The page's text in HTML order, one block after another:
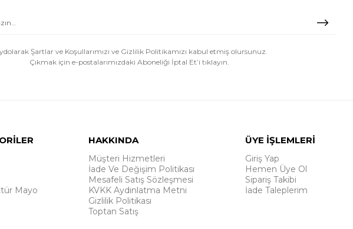
Şartlar ve Koşullarımızı ve Gizlilik Politikamızı kabul etmiş olursunuz.
Çıkmak için e-postalarımızdaki Aboneliği İptal Et’i tıklayın.
Mayo
HAKKINDA
Müşteri Hizmetleri
İade Ve Değişim Politikası
Mesafeli Satış Sözleşmesi
KVKK Aydınlatma Metni
Gizlilik Politikası
Toptan Satış
ÜYE İŞLEMLERİ
Giriş Yap
Hemen Üye Ol
Sipariş Takibi
İade Taleplerim